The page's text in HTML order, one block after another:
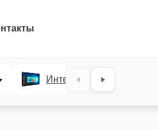
Интерактивные панели